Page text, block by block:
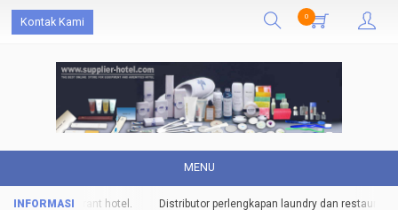
Kontak Kami 0
MENU
dan restaurant hotel. Distributor perlengkapan laundry dan restaurant